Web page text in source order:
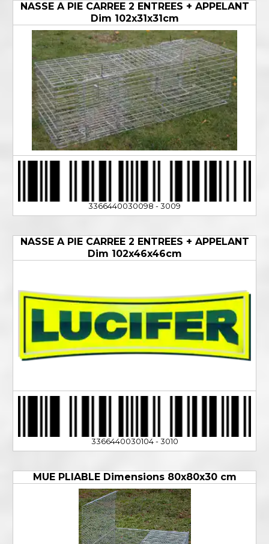
NASSE A PIE CARREE 2 ENTREES + APPELANT
Dim 102x31x31cm
3366440030098 - 3009
NASSE A PIE CARREE 2 ENTREES + APPELANT
Dim 102x46x46cm
3366440030104 - 3010
MUE PLIABLE Dimensions 80x80x30 cm